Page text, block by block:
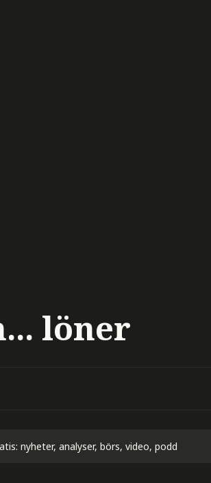
löner
nyheter, analyser, börs, video, podd